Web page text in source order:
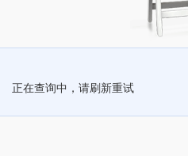
正在查询中，请刷新重试